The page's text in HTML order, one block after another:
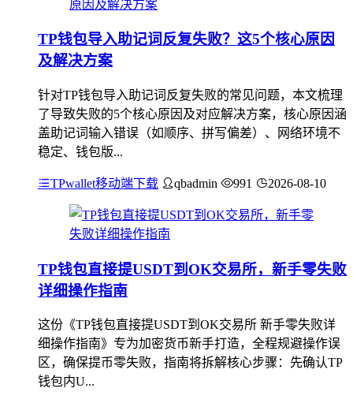
TP钱包导入助记词反复失败？这5个核心原因
及解决方案
针对TP钱包导入助记词反复失败的常见问题，本文梳理
了导致失败的5个核心原因及对应解决方案，核心原因涵
盖助记词输入错误（如顺序、拼写偏差）、网络环境不
稳定、钱包版...
TPwallet移动端下载 qbadmin 991 2026-08-10
TP钱包直接提USDT到OK交易所，新手零失败
详细操作指南
这份《TP钱包直接提USDT到OK交易所 新手零失败详
细操作指南》专为加密货币新手打造，全程规避操作误
区，确保提币零失败，指南将拆解核心步骤：先确认TP
钱包内U...